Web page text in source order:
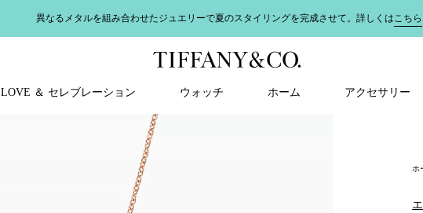
異なるメタルを組み合わせたジュエリーで夏のスタイリングを完成させて。詳しくはこちら
LOVE ＆ セレブレーション ウォッチ ホーム アクセサリー
ホ